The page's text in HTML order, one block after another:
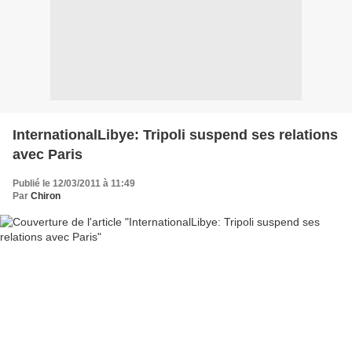
InternationalLibye: Tripoli suspend ses relations
avec Paris
Publié le 12/03/2011 à 11:49
Par Chiron